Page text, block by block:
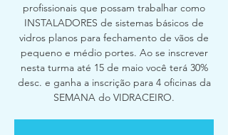
profissionais que possam trabalhar como
INSTALADORES de sistemas básicos de
vidros planos para fechamento de vãos de
pequeno e médio portes. Ao se inscrever
nesta turma até 15 de maio você terá 30%
desc. e ganha a inscrição para 4 oficinas da
SEMANA do VIDRACEIRO.